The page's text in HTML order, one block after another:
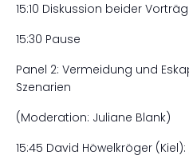
15:10 Diskussion beider
15:30 Pause
Panel 2: Vermeidung und
Szenarien
(Moderation: Juliane Blank)
15:45 David Höwelkröger